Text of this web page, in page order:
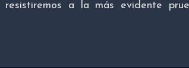
resistiremos a la más evidente